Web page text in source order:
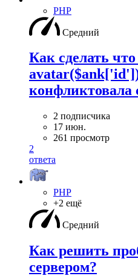
PHP
Средний
Как сделать
конфликтовала
2 подписчика
17 июн.
261 просмотр
2
ответа
PHP
+2 ещё
Средний
Как решить
сервером?